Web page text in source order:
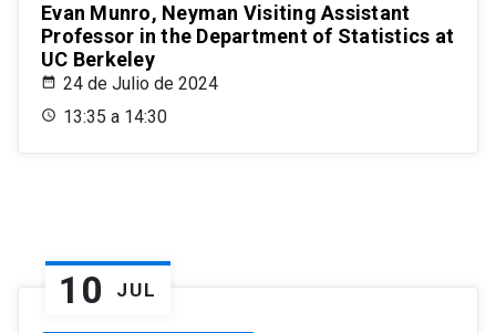
Evan Munro, Neyman Visiting Assistant
Professor in the Department of Statistics at
UC Berkeley
24 de Julio de 2024
13:35 a 14:30
10 JUL